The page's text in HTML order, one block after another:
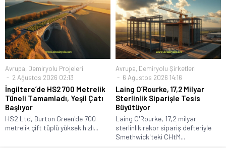
Avrupa, Demiryolu Projeleri
2 Ağustos 2026 02:13
İngiltere’de HS2 700 Metrelik
Tüneli Tamamladı, Yeşil Çatı
Başlıyor
HS2 Ltd, Burton Green'de 700
metrelik çift tüplü yüksek hızlı...
Avrupa, Demiryolu Şirketleri
6 Ağustos 2026 14:16
Laing O’Rourke, 17,2 Milyar
Sterlinlik Siparişle Tesis
Büyütüyor
Laing O'Rourke, 17,2 milyar
sterlinlik rekor sipariş defteriyle
Smethwick'teki CHtM...